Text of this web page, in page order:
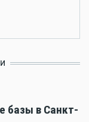
базы в Санкт-